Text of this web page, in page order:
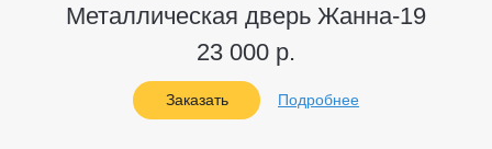
Металлическая дверь Жанна-19
23 000 р.
Заказать Подробнее